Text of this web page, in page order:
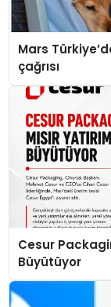
Mars
çağrısı
Cesur
Büyütüyor